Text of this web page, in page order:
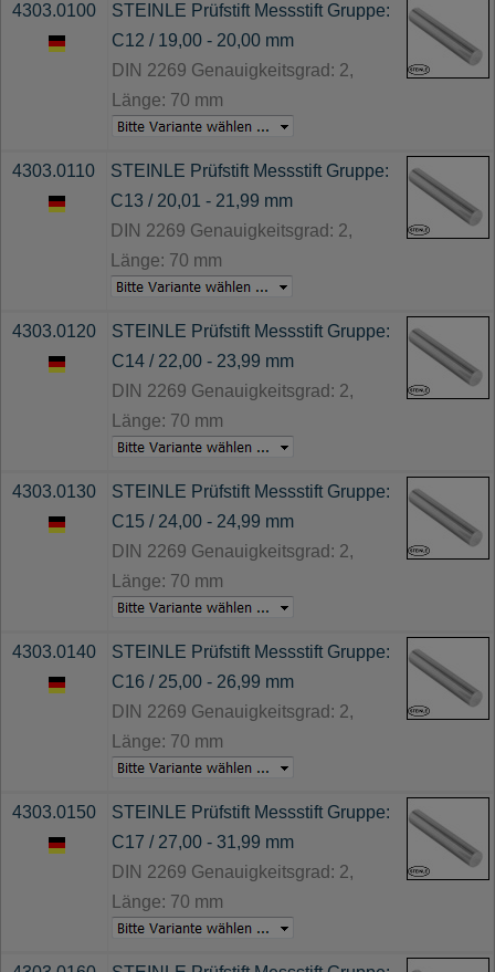
4303.0100
STEINLE Prüfstift Messstift Gruppe:
C12 / 19,00 - 20,00 mm
DIN 2269 Genauigkeitsgrad: 2,
Länge: 70 mm
4303.0110
STEINLE Prüfstift Messstift Gruppe:
C13 / 20,01 - 21,99 mm
DIN 2269 Genauigkeitsgrad: 2,
Länge: 70 mm
4303.0120
STEINLE Prüfstift Messstift Gruppe:
C14 / 22,00 - 23,99 mm
DIN 2269 Genauigkeitsgrad: 2,
Länge: 70 mm
4303.0130
STEINLE Prüfstift Messstift Gruppe:
C15 / 24,00 - 24,99 mm
DIN 2269 Genauigkeitsgrad: 2,
Länge: 70 mm
4303.0140
STEINLE Prüfstift Messstift Gruppe:
C16 / 25,00 - 26,99 mm
DIN 2269 Genauigkeitsgrad: 2,
Länge: 70 mm
4303.0150
STEINLE Prüfstift Messstift Gruppe:
C17 / 27,00 - 31,99 mm
DIN 2269 Genauigkeitsgrad: 2,
Länge: 70 mm